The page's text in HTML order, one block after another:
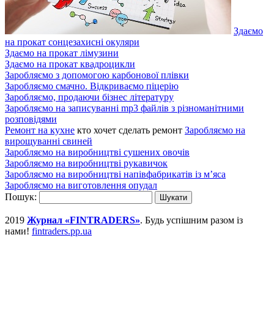
Здаємо
на прокат сонцезахисні окуляри
Здаємо на прокат лімузини
Здаємо на прокат квадроцикли
Заробляємо з допомогою карбонової плівки
Заробляємо смачно. Відкриваємо піцерію
Заробляємо, продаючи бізнес літературу
Заробляємо на записуванні mp3 файлів з різноманітними
розповідями
Ремонт на кухне кто хочет сделать ремонт Заробляємо на
вирощуванні свиней
Заробляємо на виробництві сушених овочів
Заробляємо на виробництві рукавичок
Заробляємо на виробництві напівфабрикатів із м’яса
Заробляємо на виготовлення опудал
Пошук:
2019 Журнал «FINTRADERS». Будь успішним разом із
нами! fintraders.pp.ua